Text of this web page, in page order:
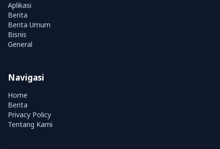
Aplikasi
Berita
Berita Umum
Bisnis
General
Navigasi
Home
Berita
Privacy Policy
Tentang Kami